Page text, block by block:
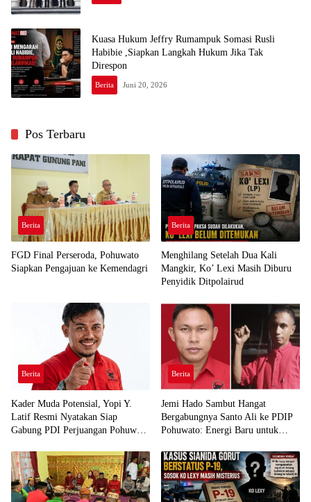
Kuasa Hukum Jeffry Rumampuk Somasi Rusli
Habibie ,Siapkan Langkah Hukum Jika Tak
Direspon
Berita Juni 20, 2026
Pos Terbaru
Berita
FGD Final Perseroda, Pohuwato
Siapkan Pengajuan ke Kemendagri
Berita
Menghilang Setelah Dua Kali
Mangkir, Ko’ Lexi Masih Diburu
Penyidik Ditpolairud
Berita
Kader Muda Potensial, Yopi Y.
Latif Resmi Nyatakan Siap
Gabung PDI Perjuangan Pohuwato
Berita
Jemi Hado Sambut Hangat
Bergabungnya Santo Ali ke PDIP
Pohuwato: Energi Baru untuk